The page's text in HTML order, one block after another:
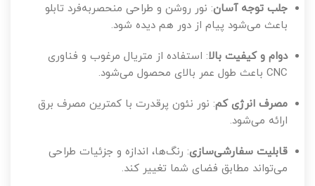
جلب توجه آسان: نور روشن و طراحی منحصربه‌فرد تابلو
باعث می‌شود پیام از دور هم دیده شود.
دوام و کیفیت بالا: استفاده از متریال مرغوب و فناوری
CNC باعث طول عمر بالای محصول می‌شود.
مصرف انرژی کم: نور نئون پرقدرت با کمترین مصرف برق
ارائه می‌شود.
قابلیت سفارشی‌سازی: رنگ‌ها، اندازه و جزئیات طراحی
می‌تواند مطابق فضای شما تغییر کند.